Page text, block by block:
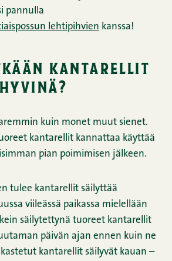
pannulla
lehtipihvien kanssa!
kantarellit
kuin monet muut sienet.
kantarellit kannattaa käyttää
pian poimimisen jälkeen.
tulee kantarellit säilyttää
viileässä paikassa mielellään
säilytettynä tuoreet kantarellit
päivän ajan ennen kuin ne
kantarellit säilyvät kauan –